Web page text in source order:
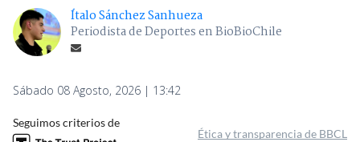
Ítalo Sánchez Sanhueza
Periodista de Deportes en BioBioChile
Sábado 08 Agosto, 2026 | 13:42
Seguimos criterios de
Ética y transparencia de BBCL